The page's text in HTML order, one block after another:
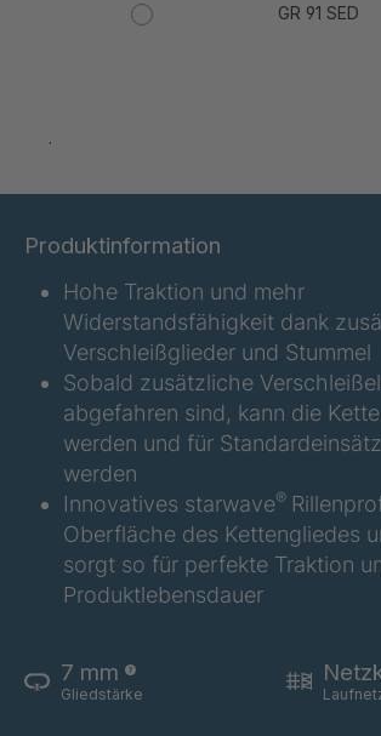
GR 91 SED
04925
GR 79 5 SED
GR 154 7 SED
GR-SED
24275
GR-SED
GR 87 SED
GR-SED
29863
.
Produktinformation
Hohe Traktion und mehr
Widerstandsfähigkeit dank
Verschleißglieder und Stummel
Sobald zusätzliche
abgefahren sind, kann die
werden und für
werden
Innovatives starwave®
Oberfläche des Kettengliedes
sorgt so für perfekte Traktion
Produktlebensdauer
7 mm
Gliedstärke